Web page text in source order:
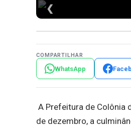
❮
COMPARTILHAR
WhatsApp
A Prefeitura de Colônia
de dezembro, a